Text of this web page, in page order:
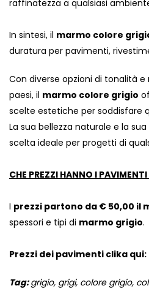
raffinatezza a qualsiasi
In sintesi, il marmo colore
duratura per pavimenti,
Con diverse opzioni di tonalità
paesi, il marmo colore grigio
scelte estetiche per soddisfare
La sua bellezza naturale e la
scelta ideale per progetti di
CHE PREZZI HANNO I
I prezzi partono da € 50,00 il
spessori e tipi di marmo grigio.
Prezzi dei pavimenti clika qui:
Tag:grigio, grigi, colore grigio,